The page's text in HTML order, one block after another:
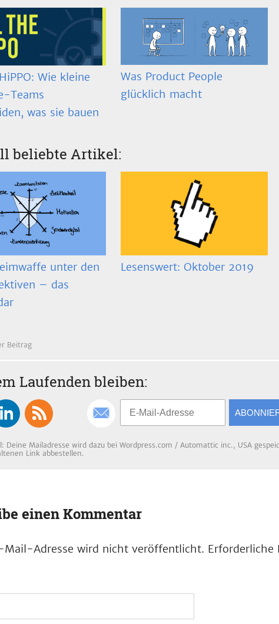
Wie kleine
Teams
was sie bauen
Was Product People
glücklich macht
beliebte Artikel:
unter den
– das
Lesenswert: Oktober 2019
Beitrag
Laufenden bleiben:
Deine Mailadresse wird dazu bei Wordpress.com / Automattic inc., USA
Link abbestellen.
einen Kommentar
Mail-Adresse wird nicht veröffentlicht. Erforderliche